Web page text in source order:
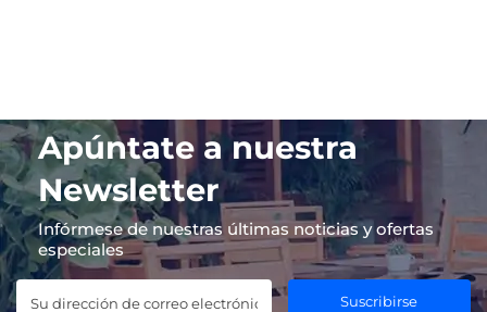
Apúntate a nuestra
Newsletter
Infórmese de nuestras últimas noticias y ofertas
especiales
Suscribirse